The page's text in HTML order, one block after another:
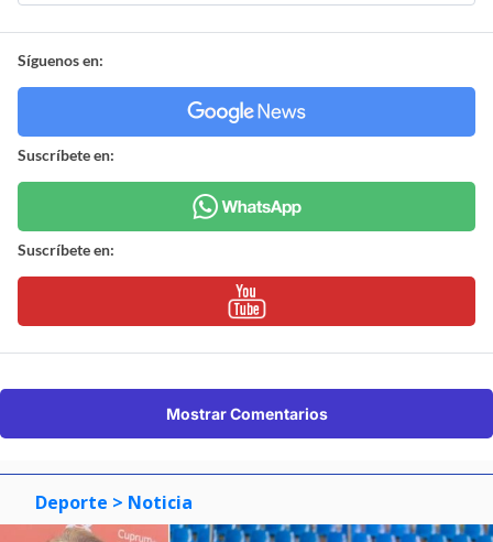
Síguenos en:
Suscríbete en:
Suscríbete en:
Mostrar Comentarios
Deporte > Noticia